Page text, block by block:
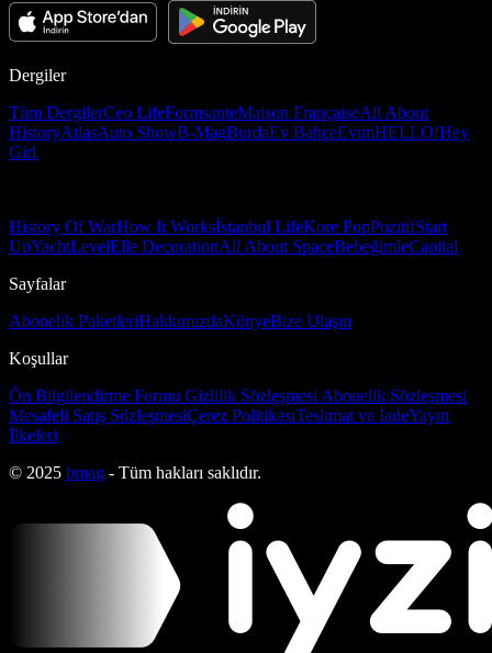
Dergiler
Tüm DergilerCeo LifeFormsanteMaison FrançaiseAll About
HistoryAtlasAuto ShowB-MagBurdaEv BahçeEvimHELLO!Hey
Girl
History Of WarHow It Worksİstanbul LifeKore PopPozitifStart
UpYachtLevelElle DecorationAll About SpaceBebeğimleCapital
Sayfalar
Abonelik PaketleriHakkımızdaKünyeBize Ulaşın
Koşullar
Ön Bilgilendirme Formu Gizlilik Sözleşmesi Abonelik Sözleşmesi
Mesafeli Satış SözleşmesiÇerez PolitikasıTeslimat ve İadeYayın
İlkeleri
© 2025 bmag - Tüm hakları saklıdır.